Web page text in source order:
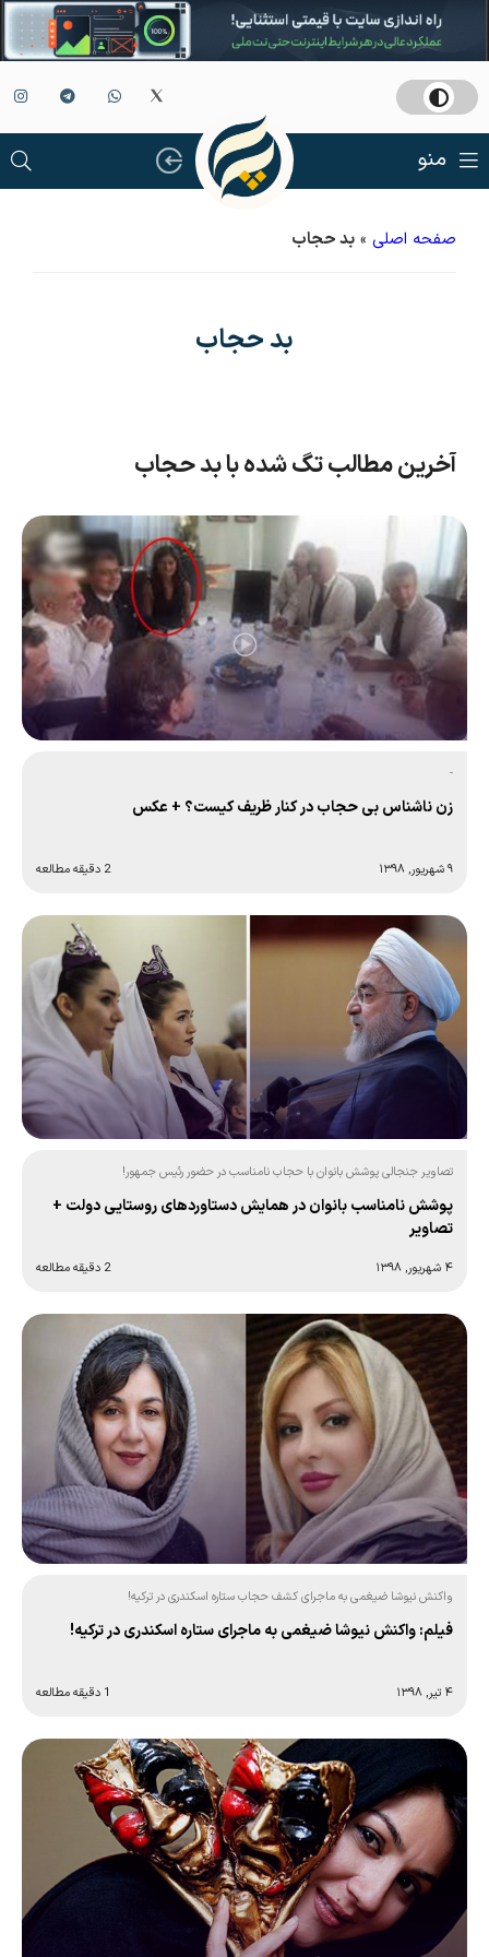
منو
صفحه اصلی » بد حجاب
بد حجاب
آخرین مطالب تگ شده با بد حجاب
-
زن ناشناس بی حجاب در کنار ظریف کیست؟ + عکس
۹ شهریور, ۱۳۹۸ 2 دقیقه مطالعه
تصاویر جنجالی پوشش بانوان با حجاب نامناسب در حضور رئیس جمهور!
پوشش نامناسب بانوان در همایش دستاوردهای روستایی دولت +
تصاویر
۴ شهریور, ۱۳۹۸ 2 دقیقه مطالعه
واکنش نیوشا ضیغمی به ماجرای کشف حجاب ستاره اسکندری در ترکیه!
فیلم: واکنش نیوشا ضیغمی به ماجرای ستاره اسکندری در ترکیه!
۴ تیر, ۱۳۹۸ 1 دقیقه مطالعه